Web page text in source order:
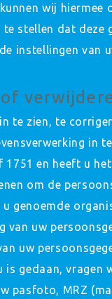
wij
stellen dat deze
instellingen van
of
te zien, te
in
en heeft u
om de
genoemde
van uw
uw
gedaan, vragen
pasfoto, MRZ